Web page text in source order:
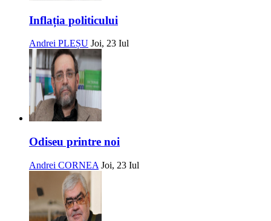
Inflația politicului
Andrei PLEȘU Joi, 23 Iul
Odiseu printre noi
Andrei CORNEA Joi, 23 Iul